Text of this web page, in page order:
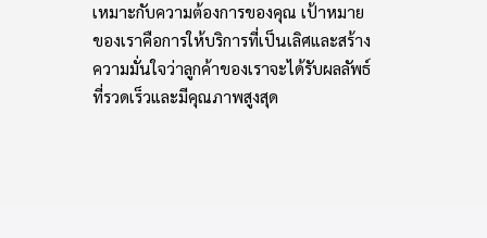
เหมาะกับความต้องการของคุณ เป้าหมาย
ของเราคือการให้บริการที่เป็นเลิศและสร้าง
ความมั่นใจว่าลูกค้าของเราจะได้รับผลลัพธ์
ที่รวดเร็วและมีคุณภาพสูงสุด